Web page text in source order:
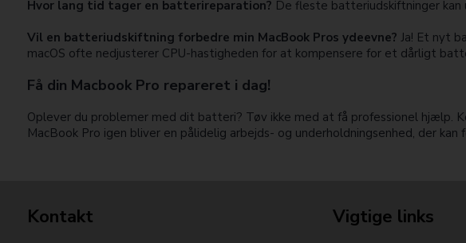
Hvor lang tid tager en batterireparation? De fleste batteriudskiftninger
Vil en batteriudskiftning forbedre min MacBook Pros ydeevne? Ja! Et nyt
macOS ofte nedjusterer CPU-hastigheden for at kompensere for et dårligt
Få din Macbook Pro repareret i dag!
Oplever du problemer med dit batteri? Tøv ikke med at få professionel hjælp.
MacBook Pro igen bliver en pålidelig arbejds- og underholdningsenhed, der
Kontakt Vigtige links